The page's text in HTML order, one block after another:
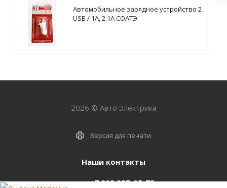
Автомобильное зарядное устройство 2
USB / 1А, 2.1А СОАТЭ
2026 © Авто Электрика
Версия для печати
Наши контакты
+7 903 937-05-75